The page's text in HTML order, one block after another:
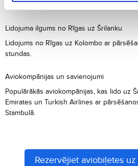
Lidojuma ilgums no Rīgas uz Šrilanku
Lidojums no Rīgas uz Kolombo ar
stundas.
Aviokompānijas un savienojumi
Populārākās aviokompānijas, kas lido uz
Emirates un Turkish Airlines ar
Stambulā.
Rezervējiet aviobiļetes